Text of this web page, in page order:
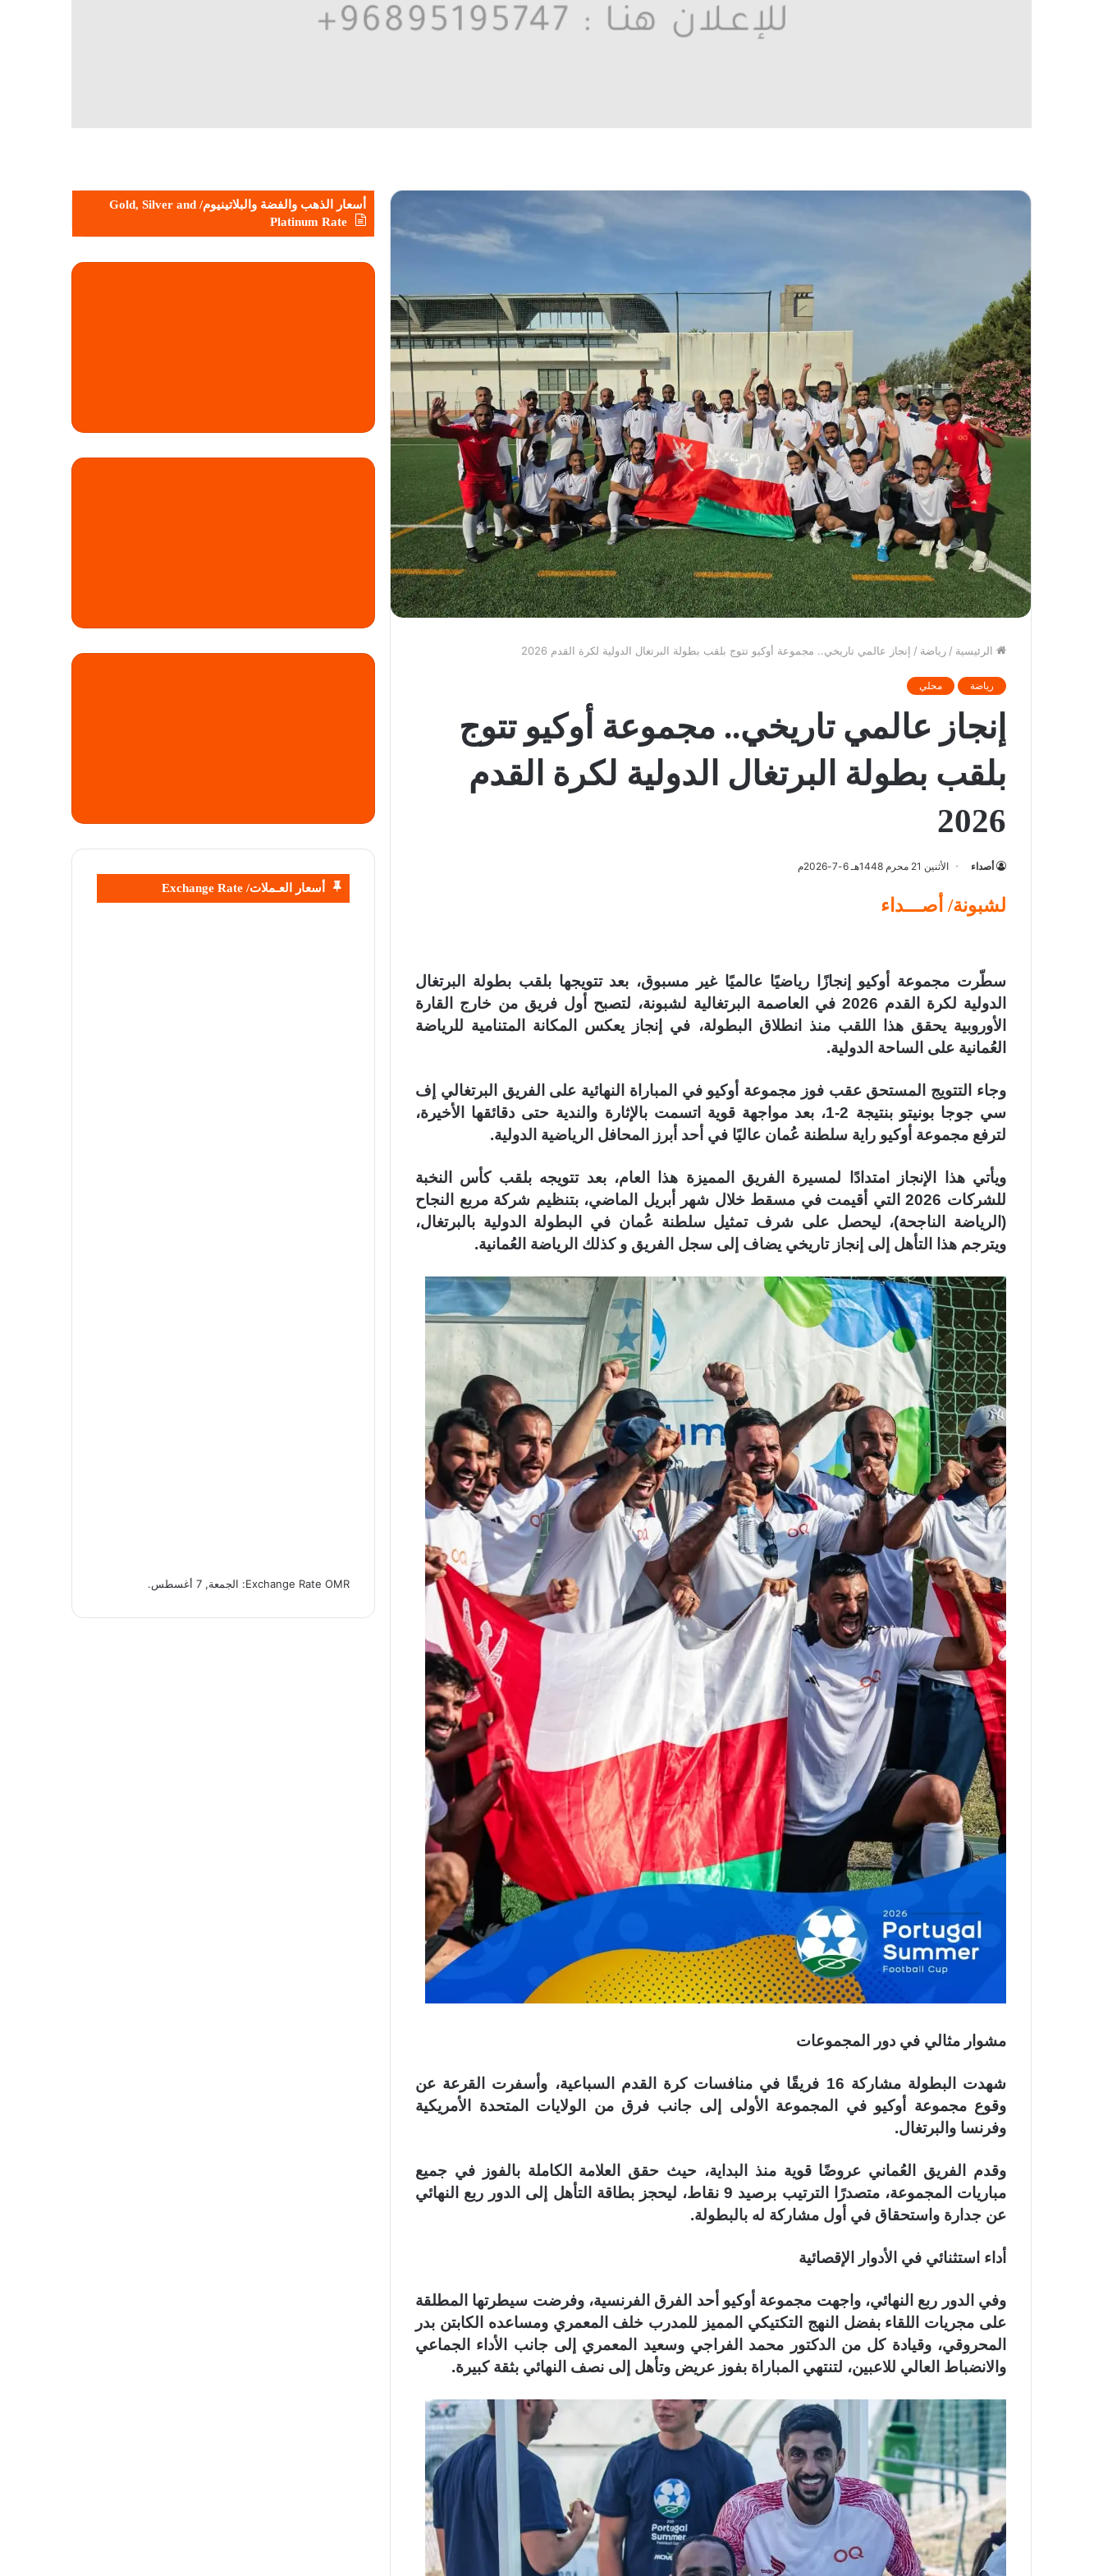
الرئيسية / رياضة / إنجاز عالمي تاريخي.. مجموعة أوكيو تتوج بلقب بطولة البرتغال الدولية لكرة القدم 2026
رياضة محلي
إنجاز عالمي تاريخي.. مجموعة أوكيو تتوج
بلقب بطولة البرتغال الدولية لكرة القدم
2026
أصداء الأثنين 21 محرم 1448هـ 6-7-2026م
لشبونة/ أصـــداء
سطّرت مجموعة أوكيو إنجازًا رياضيًا عالميًا غير مسبوق، بعد تتويجها بلقب بطولة البرتغال
الدولية لكرة القدم 2026 في العاصمة البرتغالية لشبونة، لتصبح أول فريق من خارج القارة
الأوروبية يحقق هذا اللقب منذ انطلاق البطولة، في إنجاز يعكس المكانة المتنامية للرياضة
العُمانية على الساحة الدولية.
وجاء التتويج المستحق عقب فوز مجموعة أوكيو في المباراة النهائية على الفريق البرتغالي إف
سي جوجا بونيتو بنتيجة 2-1، بعد مواجهة قوية اتسمت بالإثارة والندية حتى دقائقها الأخيرة،
لترفع مجموعة أوكيو راية سلطنة عُمان عاليًا في أحد أبرز المحافل الرياضية الدولية.
ويأتي هذا الإنجاز امتدادًا لمسيرة الفريق المميزة هذا العام، بعد تتويجه بلقب كأس النخبة
للشركات 2026 التي أقيمت في مسقط خلال شهر أبريل الماضي، بتنظيم شركة مربع النجاح
(الرياضة الناجحة)، ليحصل على شرف تمثيل سلطنة عُمان في البطولة الدولية بالبرتغال،
ويترجم هذا التأهل إلى إنجاز تاريخي يضاف إلى سجل الفريق و كذلك الرياضة العُمانية.
مشوار مثالي في دور المجموعات
شهدت البطولة مشاركة 16 فريقًا في منافسات كرة القدم السباعية، وأسفرت القرعة عن
وقوع مجموعة أوكيو في المجموعة الأولى إلى جانب فرق من الولايات المتحدة الأمريكية
وفرنسا والبرتغال.
وقدم الفريق العُماني عروضًا قوية منذ البداية، حيث حقق العلامة الكاملة بالفوز في جميع
مباريات المجموعة، متصدرًا الترتيب برصيد 9 نقاط، ليحجز بطاقة التأهل إلى الدور ربع النهائي
عن جدارة واستحقاق في أول مشاركة له بالبطولة.
أداء استثنائي في الأدوار الإقصائية
وفي الدور ربع النهائي، واجهت مجموعة أوكيو أحد الفرق الفرنسية، وفرضت سيطرتها المطلقة
على مجريات اللقاء بفضل النهج التكتيكي المميز للمدرب خلف المعمري ومساعده الكابتن بدر
المحروقي، وقيادة كل من الدكتور محمد الفراجي وسعيد المعمري إلى جانب الأداء الجماعي
والانضباط العالي للاعبين، لتنتهي المباراة بفوز عريض وتأهل إلى نصف النهائي بثقة كبيرة.
أسعار الذهب والفضة والبلاتينيوم/ Gold, Silver and
Platinum Rate
أسعار العـملات/ Exchange Rate
Exchange Rate OMR : الجمعة, 7 أغسطس.